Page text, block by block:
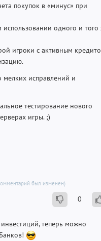
покупок в «минус» при
одного и того
игроки с активным
исправлений и
тестирование нового
игры. ;)
был изменен)
0
теперь можно